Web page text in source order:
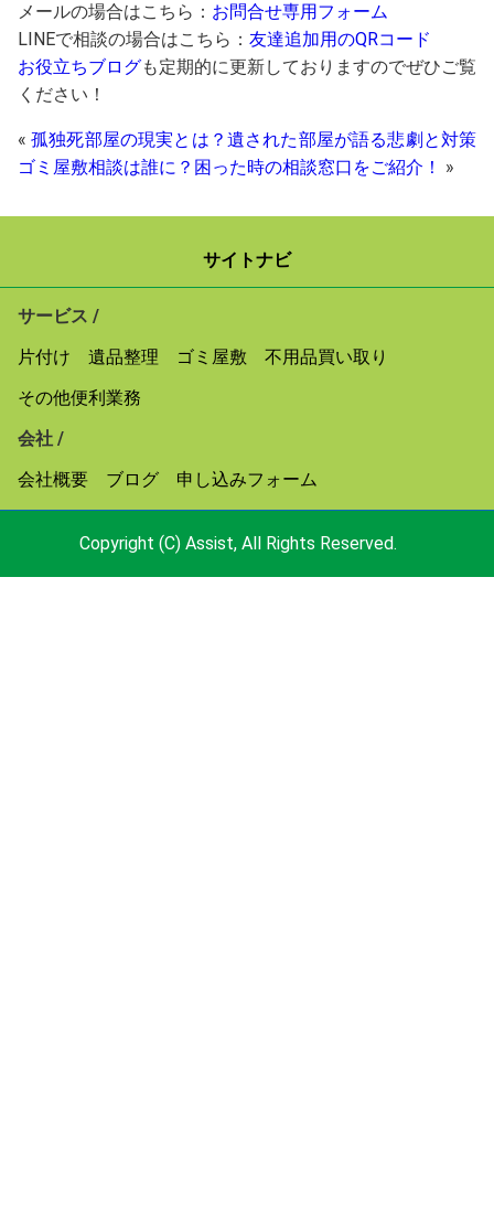
メールの場合はこちら： お問合せ専用フォーム
LINEで相談の場合はこちら： 友達追加用のQRコード
お役立ちブログも定期的に更新しておりますのでぜひご覧
ください！
«孤独死部屋の現実とは？遺された部屋が語る悲劇と対策
ゴミ屋敷相談は誰に？困った時の相談窓口をご紹介！
»
サイトナビ
サービス /
片付け
遺品整理 ゴミ屋敷
不用品買い取り
その他便利業務
会社 /
会社概要
ブログ 申し込みフォーム
Copyright (C) Assist, All Rights Reserved.